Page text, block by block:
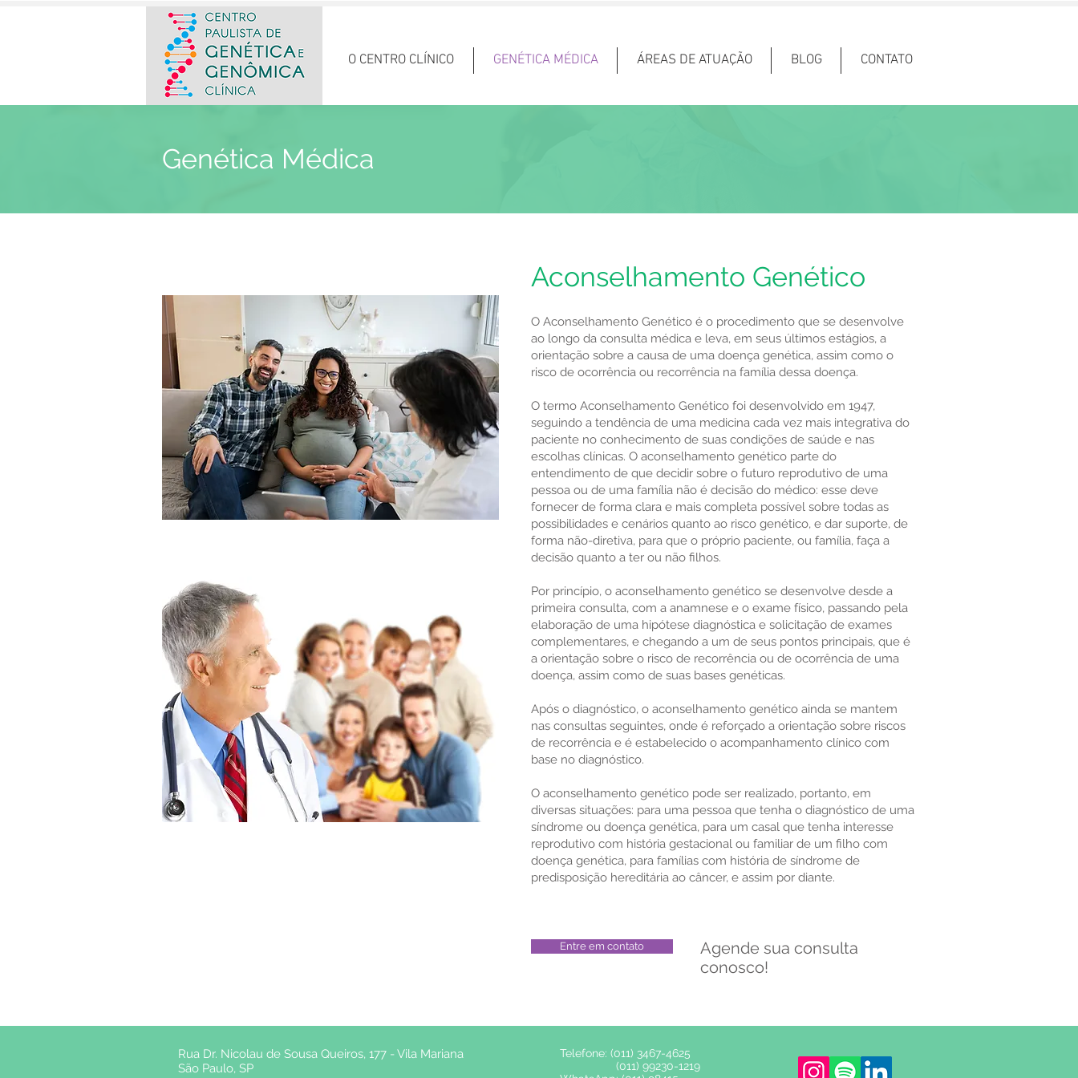
O CENTRO CLÍNICO GENÉTICA MÉDICA ÁREAS DE ATUAÇÃO BLOG CONTATO
Genética Médica
Aconselhamento Genético
O Aconselhamento Genético é o procedimento que se desenvolve
ao longo da consulta médica e leva, em seus últimos estágios, a
orientação sobre a causa de uma doença genética, assim como o
risco de ocorrência ou recorrência na família dessa doença.
O termo Aconselhamento Genético foi desenvolvido em 1947,
seguindo a tendência de uma medicina cada vez mais integrativa do
paciente no conhecimento de suas condições de saúde e nas
escolhas clínicas. O aconselhamento genético parte do
entendimento de que decidir sobre o futuro reprodutivo de uma
pessoa ou de uma família não é decisão do médico: esse deve
fornecer de forma clara e mais completa possível sobre todas as
possibilidades e cenários quanto ao risco genético, e dar suporte, de
forma não-diretiva, para que o próprio paciente, ou família, faça a
decisão quanto a ter ou não filhos.
Por princípio, o aconselhamento genético se desenvolve desde a
primeira consulta, com a anamnese e o exame físico, passando pela
elaboração de uma hipótese diagnóstica e solicitação de exames
complementares, e chegando a um de seus pontos principais, que é
a orientação sobre o risco de recorrência ou de ocorrência de uma
doença, assim como de suas bases genéticas.
Após o diagnóstico, o aconselhamento genético ainda se mantem
nas consultas seguintes, onde é reforçado a orientação sobre riscos
de recorrência e é estabelecido o acompanhamento clínico com
base no diagnóstico.
O aconselhamento genético pode ser realizado, portanto, em
diversas situações: para uma pessoa que tenha o diagnóstico de uma
síndrome ou doença genética, para um casal que tenha interesse
reprodutivo com história gestacional ou familiar de um filho com
doença genética, para famílias com história de síndrome de
predisposição hereditária ao câncer, e assim por diante.
Entre em contato
Agende sua consulta
conosco!
Rua Dr. Nicolau de Sousa Queiros, 177 - Vila Mariana
São Paulo, SP
Telefone: (011) 3467-4625
(011) 99230-1219